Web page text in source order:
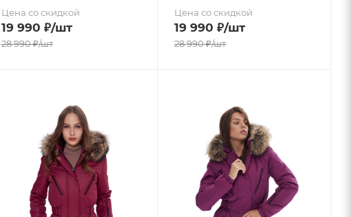
Цена со скидкой
19 990 ₽/шт
28 990₽/шт
Цена со скидкой
19 990 ₽/шт
28 990₽/шт